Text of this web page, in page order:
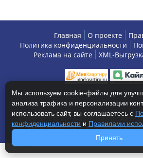
Главная О проекте
Политика конфиденциальности
Реклама на сайте
XML-
Copyright © 2013-2026
недвижимость, г. Москва. Все
Мы используем cookie-файлы для
анализа трафика и персонализации
использовать сайт, вы соглашаетесь с
конфиденциальности и Правилами
Принять